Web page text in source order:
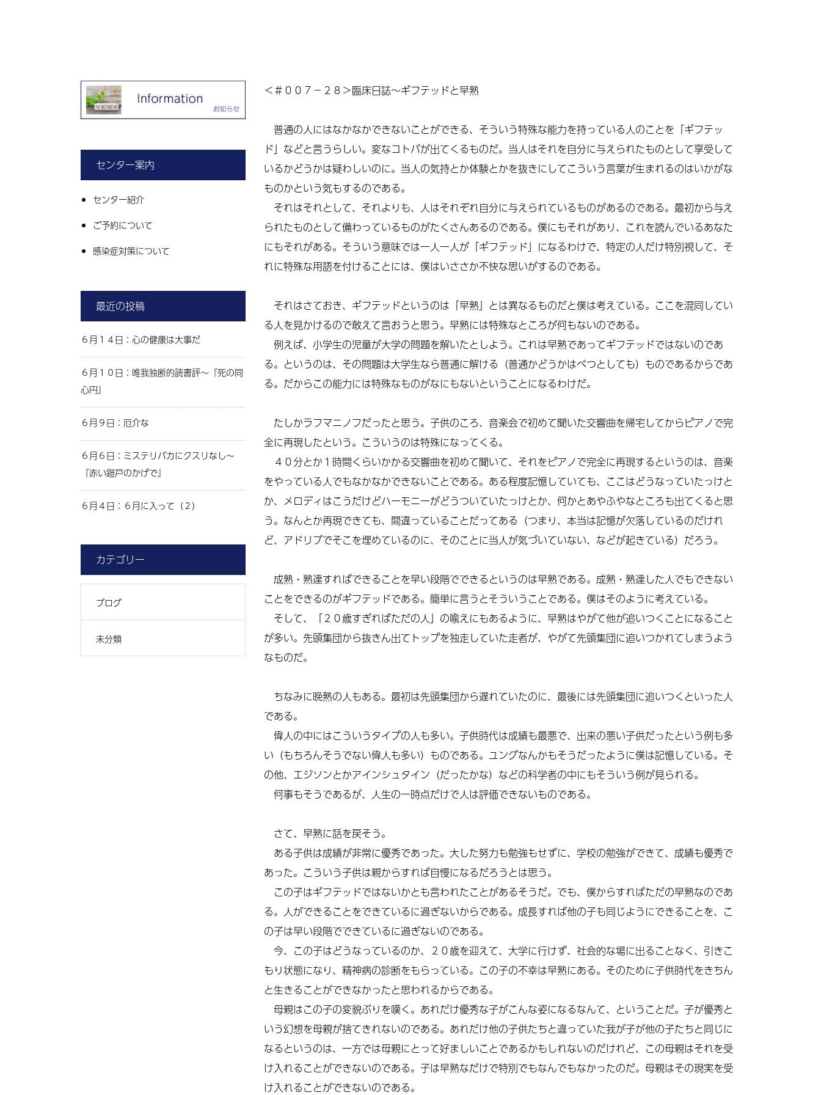
＜＃００７－２８＞臨床日誌～ギフテッドと早熟
普通の人にはなかなかできないことができる、そういう特殊な能力を持っている人のことを「ギフテッ
ド」などと言うらしい。変なコトバが出てくるものだ。当人はそれを自分に与えられたものとして享受して
いるかどうかは疑わしいのに。当人の気持とか体験とかを抜きにしてこういう言葉が生まれるのはいかがな
ものかという気もするのである。
それはそれとして、それよりも、人はそれぞれ自分に与えられているものがあるのである。最初から与え
られたものとして備わっているものがたくさんあるのである。僕にもそれがあり、これを読んでいるあなた
にもそれがある。そういう意味では一人一人が「ギフテッド」になるわけで、特定の人だけ特別視して、そ
れに特殊な用語を付けることには、僕はいささか不快な思いがするのである。
それはさておき、ギフテッドというのは「早熟」とは異なるものだと僕は考えている。ここを混同してい
る人を見かけるので敢えて言おうと思う。早熟には特殊なところが何もないのである。
例えば、小学生の児童が大学の問題を解いたとしよう。これは早熟であってギフテッドではないのであ
る。というのは、その問題は大学生なら普通に解ける（普通かどうかはべつとしても）ものであるからであ
る。だからこの能力には特殊なものがなにもないということになるわけだ。
たしかラフマニノフだったと思う。子供のころ、音楽会で初めて聞いた交響曲を帰宅してからピアノで完
全に再現したという。こういうのは特殊になってくる。
４０分とか１時間くらいかかる交響曲を初めて聞いて、それをピアノで完全に再現するというのは、音楽
をやっている人でもなかなかできないことである。ある程度記憶していても、ここはどうなっていたっけと
か、メロディはこうだけどハーモニーがどうついていたっけとか、何かとあやふやなところも出てくると思
う。なんとか再現できても、間違っていることだってある（つまり、本当は記憶が欠落しているのだけれ
ど、アドリブでそこを埋めているのに、そのことに当人が気づいていない、などが起きている）だろう。
成熟・熟達すればできることを早い段階でできるというのは早熟である。成熟・熟達した人でもできない
ことをできるのがギフテッドである。簡単に言うとそういうことである。僕はそのように考えている。
そして、「２０歳すぎればただの人」の喩えにもあるように、早熟はやがて他が追いつくことになること
が多い。先頭集団から抜きん出てトップを独走していた走者が、やがて先頭集団に追いつかれてしまうよう
なものだ。
ちなみに晩熟の人もある。最初は先頭集団から遅れていたのに、最後には先頭集団に追いつくといった人
である。
偉人の中にはこういうタイプの人も多い。子供時代は成績も最悪で、出来の悪い子供だったという例も多
い（もちろんそうでない偉人も多い）ものである。ユングなんかもそうだったように僕は記憶している。そ
の他、エジソンとかアインシュタイン（だったかな）などの科学者の中にもそういう例が見られる。
何事もそうであるが、人生の一時点だけで人は評価できないものである。
さて、早熟に話を戻そう。
ある子供は成績が非常に優秀であった。大した努力も勉強もせずに、学校の勉強ができて、成績も優秀で
あった。こういう子供は親からすれば自慢になるだろうとは思う。
この子はギフテッドではないかとも言われたことがあるそうだ。でも、僕からすればただの早熟なのであ
る。人ができることをできているに過ぎないからである。成長すれば他の子も同じようにできることを、こ
の子は早い段階でできているに過ぎないのである。
今、この子はどうなっているのか、２０歳を迎えて、大学に行けず、社会的な場に出ることなく、引きこ
もり状態になり、精神病の診断をもらっている。この子の不幸は早熟にある。そのために子供時代をきちん
と生きることができなかったと思われるからである。
母親はこの子の変貌ぶりを嘆く。あれだけ優秀な子がこんな姿になるなんて、ということだ。子が優秀と
いう幻想を母親が捨てきれないのである。あれだけ他の子供たちと違っていた我が子が他の子たちと同じに
なるというのは、一方では母親にとって好ましいことであるかもしれないのだけれど、この母親はそれを受
け入れることができないのである。子は早熟なだけで特別でもなんでもなかったのだ。母親はその現実を受
け入れることができないのである。
センター案内
センター紹介
ご予約について
感染症対策について
最近の投稿
６月１４日：心の健康は大事だ
６月１０日：唯我独断的読書評～『死の同
心円』
６月９日：厄介な
６月６日：ミステリバカにクスリなし～
『赤い鎧戸のかげで』
６月４日：６月に入って（２）
カテゴリー
ブログ
未分類